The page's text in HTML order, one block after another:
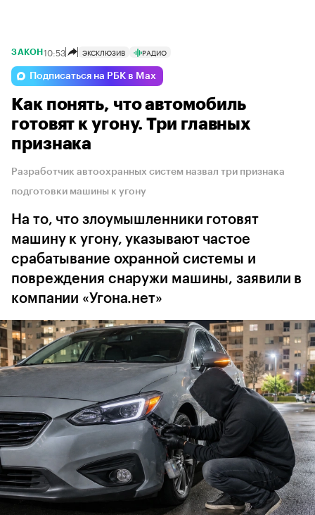
ЗАКОН 10:53 ЭКСКЛЮЗИВ РАДИО
Подписаться на РБК в Max
Как понять, что автомобиль
готовят к угону. Три главных
признака
Разработчик автоохранных систем назвал три признака
подготовки машины к угону
На то, что злоумышленники готовят
машину к угону, указывают частое
срабатывание охранной системы и
повреждения снаружи машины, заявили в
компании «Угона.нет»